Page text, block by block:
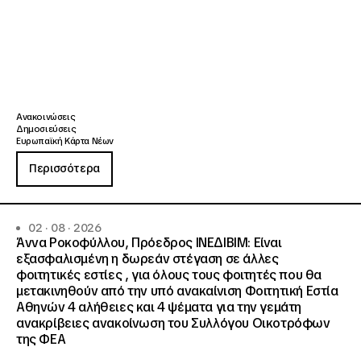
Ανακοινώσεις
Δημοσιεύσεις
Ευρωπαϊκή Κάρτα Νέων
Περισσότερα
02 · 08 · 2026
Άννα Ροκοφύλλου, Πρόεδρος ΙΝΕΔΙΒΙΜ: Είναι
εξασφαλισμένη η δωρεάν στέγαση σε άλλες
φοιτητικές εστίες , για όλους τους φοιτητές που θα
μετακινηθούν από την υπό ανακαίνιση Φοιτητική Εστία
Αθηνών 4 αλήθειες και 4 ψέματα για την γεμάτη
ανακρίβειες ανακοίνωση του Συλλόγου Οικοτρόφων
της ΦΕΑ